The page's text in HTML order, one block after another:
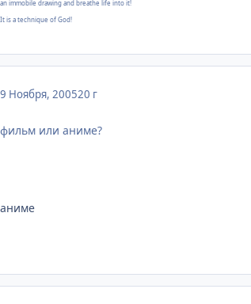
an immobile drawing and breathe life into it!
It is a technique of God!
9 Ноября, 200520 г
фильм или аниме?
аниме